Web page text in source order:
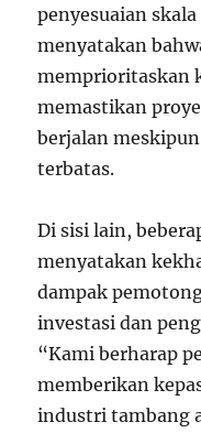
penyesuaian
menyatakan
memprioritaskan
memastikan
berjalan
terbatas.
Di sisi lain,
menyatakan
dampak
investasi dan
“Kami berharap
memberikan
industri tambang